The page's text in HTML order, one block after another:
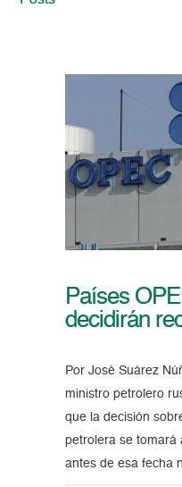
Países
decidirán
Por José Suárez
ministro petrolero
que la decisión
petrolera se tomará
antes de esa fecha